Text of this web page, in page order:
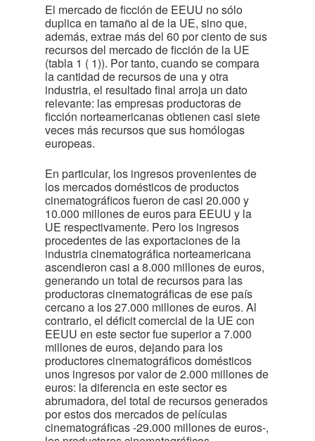
El mercado de ficción de EEUU no sólo
duplica en tamaño al de la UE, sino que,
además, extrae más del 60 por ciento de sus
recursos del mercado de ficción de la UE
(tabla 1 ( 1)). Por tanto, cuando se compara
la cantidad de recursos de una y otra
industria, el resultado final arroja un dato
relevante: las empresas productoras de
ficción norteamericanas obtienen casi siete
veces más recursos que sus homólogas
europeas.
En particular, los ingresos provenientes de
los mercados domésticos de productos
cinematográficos fueron de casi 20.000 y
10.000 millones de euros para EEUU y la
UE respectivamente. Pero los ingresos
procedentes de las exportaciones de la
industria cinematográfica norteamericana
ascendieron casi a 8.000 millones de euros,
generando un total de recursos para las
productoras cinematográficas de ese país
cercano a los 27.000 millones de euros. Al
contrario, el déficit comercial de la UE con
EEUU en este sector fue superior a 7.000
millones de euros, dejando para los
productores cinematográficos domésticos
unos ingresos por valor de 2.000 millones de
euros: la diferencia en este sector es
abrumadora, del total de recursos generados
por estos dos mercados de películas
cinematográficas -29.000 millones de euros-,